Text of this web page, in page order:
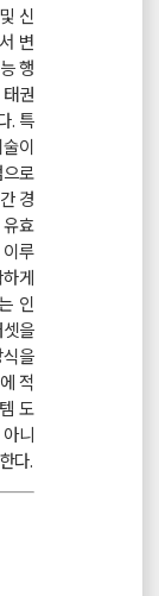
신
변
행
권
. 특
이
로
경
효
루
게
인
을
을
적
도
니
다.